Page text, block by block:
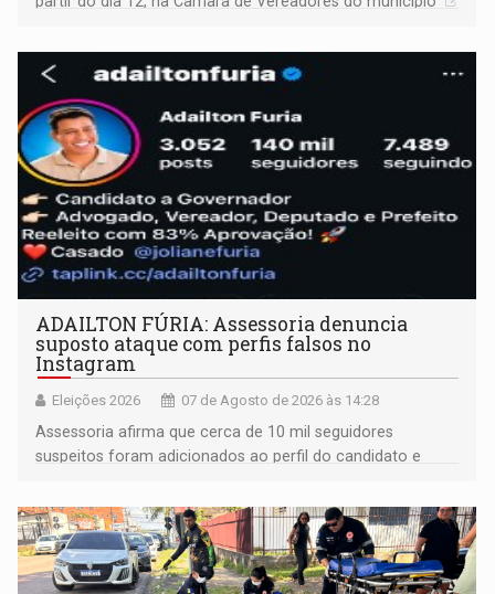
ADAILTON FÚRIA: Assessoria denuncia
suposto ataque com perfis falsos no
Instagram
Eleições 2026 07 de Agosto de 2026 às 14:28
Assessoria afirma que cerca de 10 mil seguidores
suspeitos foram adicionados ao perfil do candidato e
remover as contas